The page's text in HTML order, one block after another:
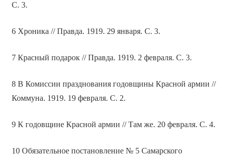
С. 3.
6 Хроника // Правда. 1919. 29 января. С. 3.
7 Красный подарок // Правда. 1919. 2 февраля. С. 3.
8 В Комиссии празднования годовщины Красной армии //
Коммуна. 1919. 19 февраля. С. 2.
9 К годовщине Красной армии // Там же. 20 февраля. С. 4.
10 Обязательное постановление № 5 Самарского